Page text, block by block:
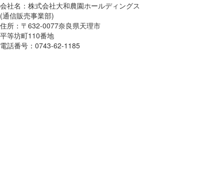
会社名：株式会社大和農園ホールディングス
(通信販売事業部)
住所：〒632-0077奈良県天理市
平等坊町110番地
電話番号：0743-62-1185